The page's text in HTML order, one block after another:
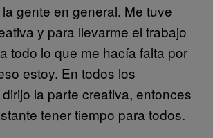
gente en general. Me tuve
y para llevarme el trabajo
todo lo que me hacía falta por
estoy. En todos los
la parte creativa, entonces
tener tiempo para todos.